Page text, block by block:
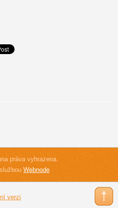
práva vyhrazena.
Webnode
verzi